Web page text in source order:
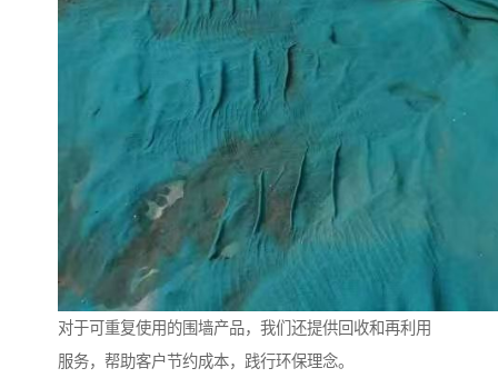
对于可重复使用的围墙产品，我们还提供回收和再利用
服务，帮助客户节约成本，践行环保理念。